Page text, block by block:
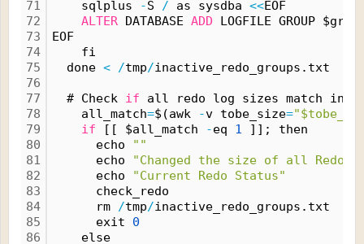
71
72
73
74
75
76
77
78
79
80
81
82
83
84
85
86
sqlplus -S / as sysdba <<EOF
ALTER DATABASE ADD LOGFILE GROUP
EOF
fi
done < /tmp/inactive_redo_groups.txt
# Check if all redo log sizes match
all_match=$(awk -v tobe_size=
if [[ $all_match -eq 1 ]]; then
echo
""
echo
"Changed the size of all Redo
echo
"Current Redo Status"
check_redo
rm /tmp/inactive_redo_groups.txt
exit 0
else